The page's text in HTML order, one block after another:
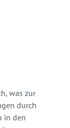
was zur
durch
in den